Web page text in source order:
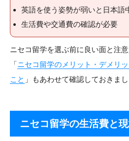
英語を使う姿勢が弱いと日本語
生活費や交通費の確認が必要
ニセコ留学を選ぶ前に良い面と注
「ニセコ留学のメリット・デメリ
こと 」もあわせて確認しておきまし
ニセコ留学の生活費と